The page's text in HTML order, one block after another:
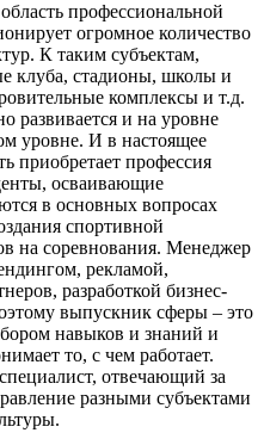
профессиональной
огромное количество
К таким субъектам,
клуба, стадионы, школы и
комплексы и т.д.
развивается и на уровне
уровне. И в настоящее
приобретает профессия
осваивающие
в основных вопросах
спортивной
на соревнования. Менеджер
рекламой,
разработкой бизнес-
выпускник сферы – это
навыков и знаний и
то, с чем работает.
отвечающий за
разными субъектами